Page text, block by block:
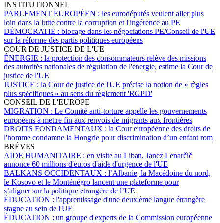
INSTITUTIONNEL
PARLEMENT EUROPÉEN : les eurodéputés veulent aller plus
loin dans la lutte contre la corruption et l'ingérence au PE
DÉMOCRATIE : blocage dans les négociations PE/Conseil de l'UE
sur la réforme des partis politiques européens
COUR DE JUSTICE DE L'UE
ÉNERGIE : la protection des consommateurs relève des missions
des autorités nationales de régulation de l'énergie, estime la Cour de
justice de l'UE
JUSTICE : la Cour de justice de l'UE précise la notion de « règles
plus spécifiques » au sens du règlement 'RGPD'
CONSEIL DE L'EUROPE
MIGRATION : Le Comité anti-torture appelle les gouvernements
européens à mettre fin aux renvois de migrants aux frontières
DROITS FONDAMENTAUX : la Cour européenne des droits de
l'homme condamne la Hongrie pour discrimination d’un enfant rom
BRÈVES
AIDE HUMANITAIRE : en visite au Liban, Janez Lenarčič
annonce 60 millions d'euros d'aide d'urgence de l'UE
BALKANS OCCIDENTAUX : l’Albanie, la Macédoine du nord,
le Kosovo et le Monténégro lancent une plateforme pour
s’aligner sur la politique étrangère de l’UE
ÉDUCATION : l'apprentissage d'une deuxième langue étrangère
stagne au sein de l'UE
ÉDUCATION : un groupe d'experts de la Commission européenne